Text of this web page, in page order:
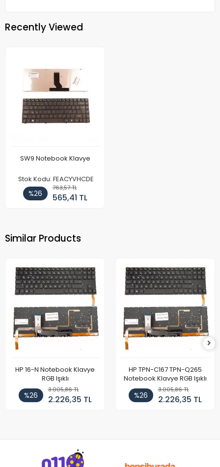
Recently Viewed
SW9 Notebook Klavye
Stok Kodu: FEACYVHCDE
%26
763,57 TL
565,41 TL
Similar Products
HP 16-N Notebook Klavye
RGB Işıklı
%26
3.005,86 TL
2.226,35 TL
HP TPN-C167 TPN-Q265
Notebook Klavye RGB Işıklı
%26
3.005,86 TL
2.226,35 TL